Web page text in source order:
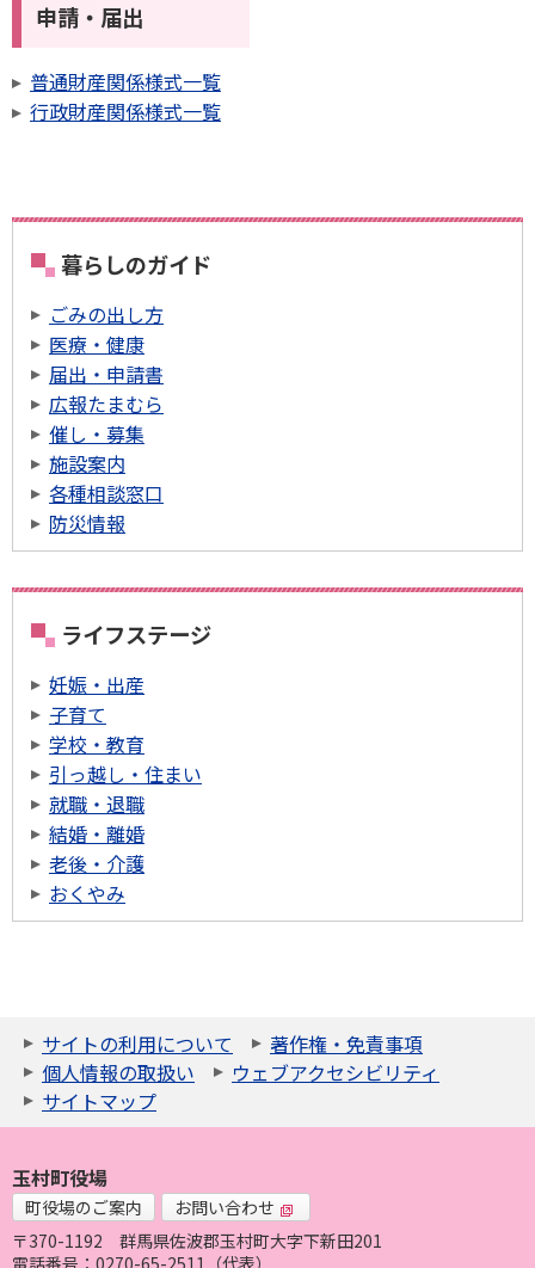
申請・届出
普通財産関係様式一覧
行政財産関係様式一覧
暮らしのガイド
ごみの出し方
医療・健康
届出・申請書
広報たまむら
催し・募集
施設案内
各種相談窓口
防災情報
ライフステージ
妊娠・出産
子育て
学校・教育
引っ越し・住まい
就職・退職
結婚・離婚
老後・介護
おくやみ
サイトの利用について
著作権・免責事項
個人情報の取扱い
ウェブアクセシビリティ
サイトマップ
玉村町役場
町役場のご案内
お問い合わせ
〒370-1192
群馬県佐波郡玉村町大字下新田201